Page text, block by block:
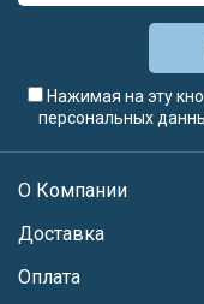
Нажимая на эту
персональных
О Компании
Доставка
Оплата